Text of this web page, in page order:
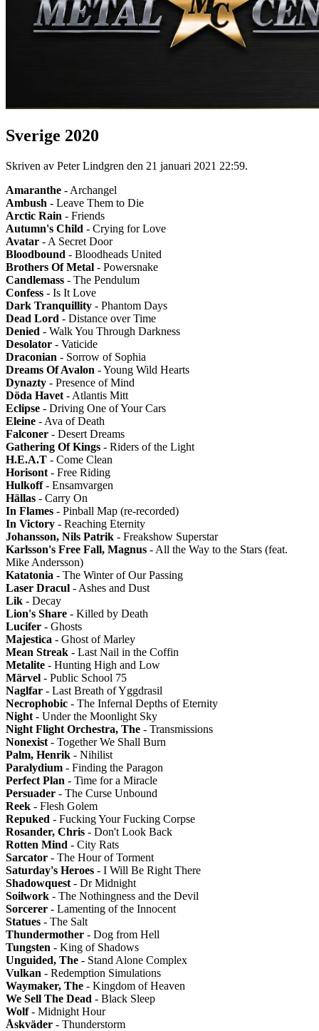
Sverige 2020
Skriven av Peter Lindgren den 21 januari 2021 22:59.
Amaranthe - Archangel
Ambush - Leave Them to Die
Arctic Rain - Friends
Autumn's Child - Crying for Love
Avatar - A Secret Door
Bloodbound - Bloodheads United
Brothers Of Metal - Powersnake
Candlemass - The Pendulum
Confess - Is It Love
Dark Tranquillity - Phantom Days
Dead Lord - Distance over Time
Denied - Walk You Through Darkness
Desolator - Vaticide
Draconian - Sorrow of Sophia
Dreams Of Avalon - Young Wild Hearts
Dynazty - Presence of Mind
Döda Havet - Atlantis Mitt
Eclipse - Driving One of Your Cars
Eleine - Ava of Death
Falconer - Desert Dreams
Gathering Of Kings - Riders of the Light
H.E.A.T - Come Clean
Horisont - Free Riding
Hulkoff- Ensamvargen
Hällas - Carry On
In Flames - Pinball Map (re-recorded)
In Victory - Reaching Eternity
Johansson, Nils Patrik - Freakshow Superstar
Karlsson's Free Fall, Magnus - All the Way to the Stars (feat.
Mike Andersson)
Katatonia - The Winter of Our Passing
Laser Dracul - Ashes and Dust
Lik - Decay
Lion's Share - Killed by Death
Lucifer - Ghosts
Majestica - Ghost of Marley
Mean Streak - Last Nail in the Coffin
Metalite - Hunting High and Low
Märvel - Public School 75
Naglfar - Last Breath of Yggdrasil
Necrophobic - The Infernal Depths of Eternity
Night - Under the Moonlight Sky
Night Flight Orchestra, The - Transmissions
Nonexist - Together We Shall Burn
Palm, Henrik - Nihilist
Paralydium - Finding the Paragon
Perfect Plan - Time for a Miracle
Persuader - The Curse Unbound
Reek - Flesh Golem
Repuked - Fucking Your Fucking Corpse
Rosander, Chris - Don't Look Back
Rotten Mind - City Rats
Sarcator - The Hour of Torment
Saturday's Heroes - I Will Be Right There
Shadowquest - Dr Midnight
Soilwork - The Nothingness and the Devil
Sorcerer - Lamenting of the Innocent
Statues - The Salt
Thundermother - Dog from Hell
Tungsten - King of Shadows
Unguided, The - Stand Alone Complex
Vulkan - Redemption Simulations
Waymaker, The - Kingdom of Heaven
We Sell The Dead - Black Sleep
Wolf- Midnight Hour
Åskväder - Thunderstorm